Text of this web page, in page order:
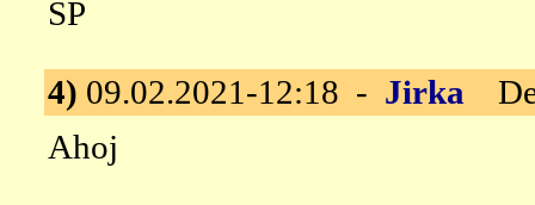
ŠP
4) 09.02.2021-12:18 - Jirka
Ahoj